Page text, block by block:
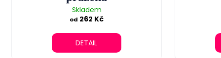
Skladem
od 262 Kč
DETAIL